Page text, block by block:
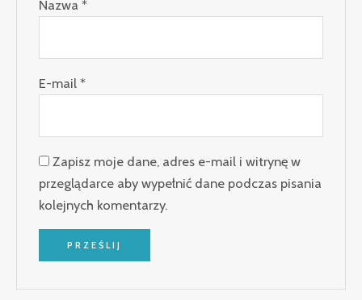
Nazwa*
E-mail*
Zapisz moje dane, adres e-mail i witrynę w
przeglądarce aby wypełnić dane podczas pisania
kolejnych komentarzy.